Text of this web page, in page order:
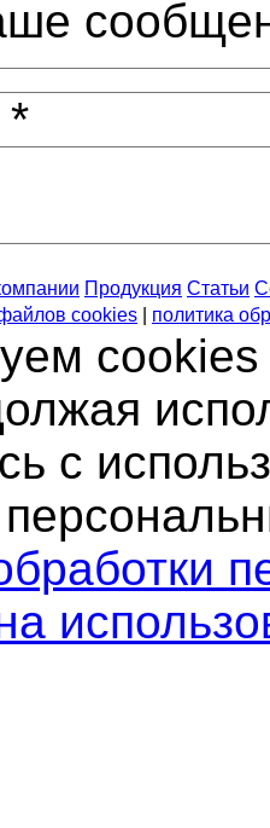
*
Продукция Статьи
cookies
политика
cookies
с